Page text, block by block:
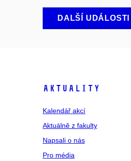
DALŠÍ UDÁLOSTI
Aktuality
Kalendář akcí
Aktuálně z fakulty
Napsali o nás
Pro média